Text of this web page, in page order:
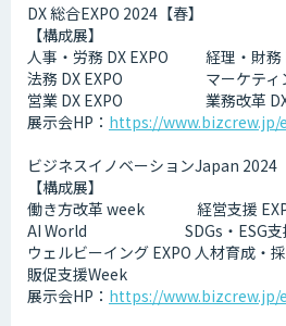
DX 総合EXPO 2024【春】
【構成展】
人事・労務 DX EXPO 経理・財務
法務 DX EXPO マーケティン
営業 DX EXPO 業務改革 DX
展示会HP： https://www.bizcrew.jp/
ビジネスイノベーションJapan 2024
【構成展】
働き方改革 week 経営支援
AI World SDGs・ESG支援
ウェルビーイング EXPO 人材育成・
販促支援Week
展示会HP： https://